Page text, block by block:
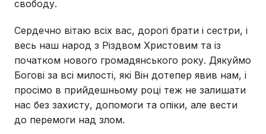
свободу.
Сердечно вітаю всіх вас, дорогі брати і сестри, і
весь наш народ з Різдвом Христовим та із
початком нового громадянського року. Дякуймо
Богові за всі милості, які Він дотепер явив нам, і
просімо в прийдешньому році теж не залишати
нас без захисту, допомоги та опіки, але вести
до перемоги над злом.